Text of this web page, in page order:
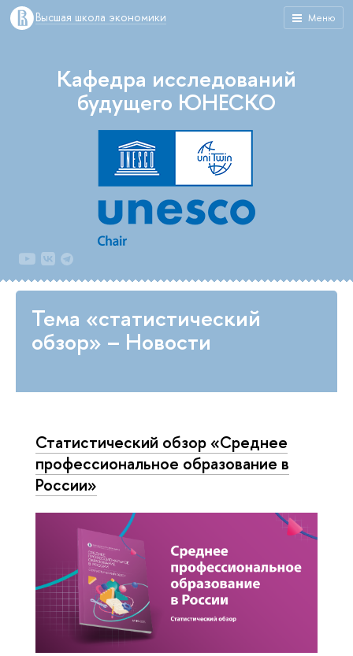
Меню
Высшая школа экономики
Кафедра исследований
будущего ЮНЕСКО
Тема «статистический
обзор» – Новости
Статистический обзор «Среднее
профессиональное образование в
России»